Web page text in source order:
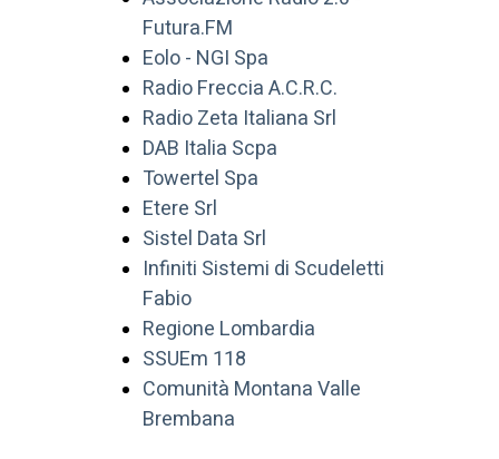
Futura.FM
Eolo - NGI Spa
Radio Freccia A.C.R.C.
Radio Zeta Italiana Srl
DAB Italia Scpa
Towertel Spa
Etere Srl
Sistel Data Srl
Infiniti Sistemi di Scudeletti
Fabio
Regione Lombardia
SSUEm 118
Comunità Montana Valle
Brembana